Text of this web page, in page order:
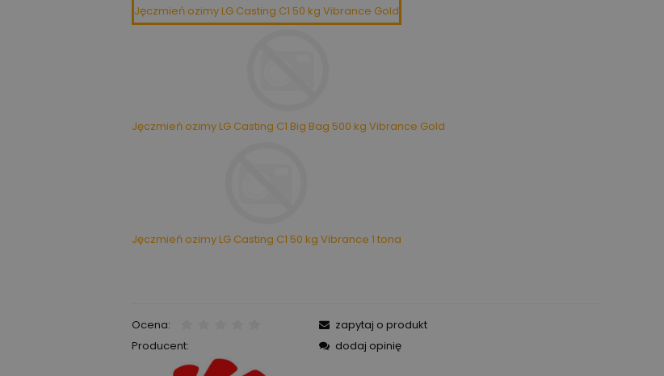
Jęczmień ozimy LG Casting C1 50 kg Vibrance Gold
Jęczmień ozimy LG Casting C1 Big Bag 500 kg Vibrance Gold
Jęczmień ozimy LG Casting C1 50 kg Vibrance 1 tona
Ocena:
Producent:
zapytaj o produkt
dodaj opinię